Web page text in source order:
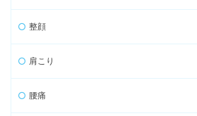
整顔
肩こり
腰痛